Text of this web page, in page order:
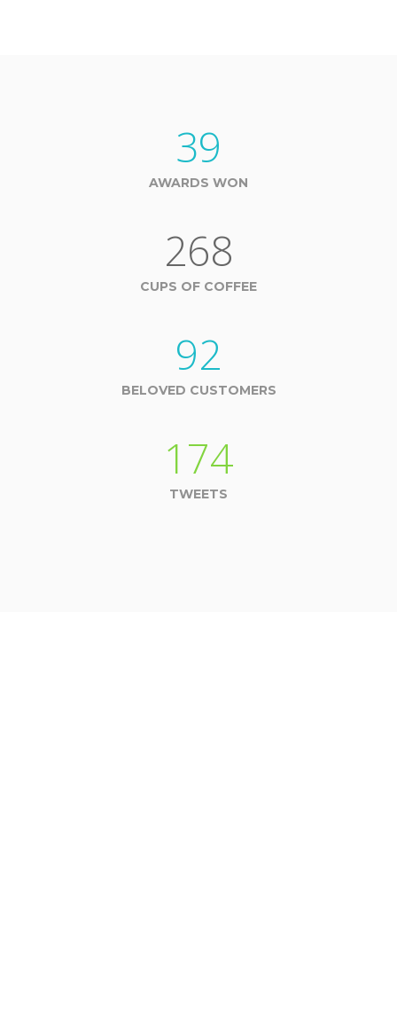
39
AWARDS WON
268
CUPS OF COFFEE
92
BELOVED CUSTOMERS
174
TWEETS